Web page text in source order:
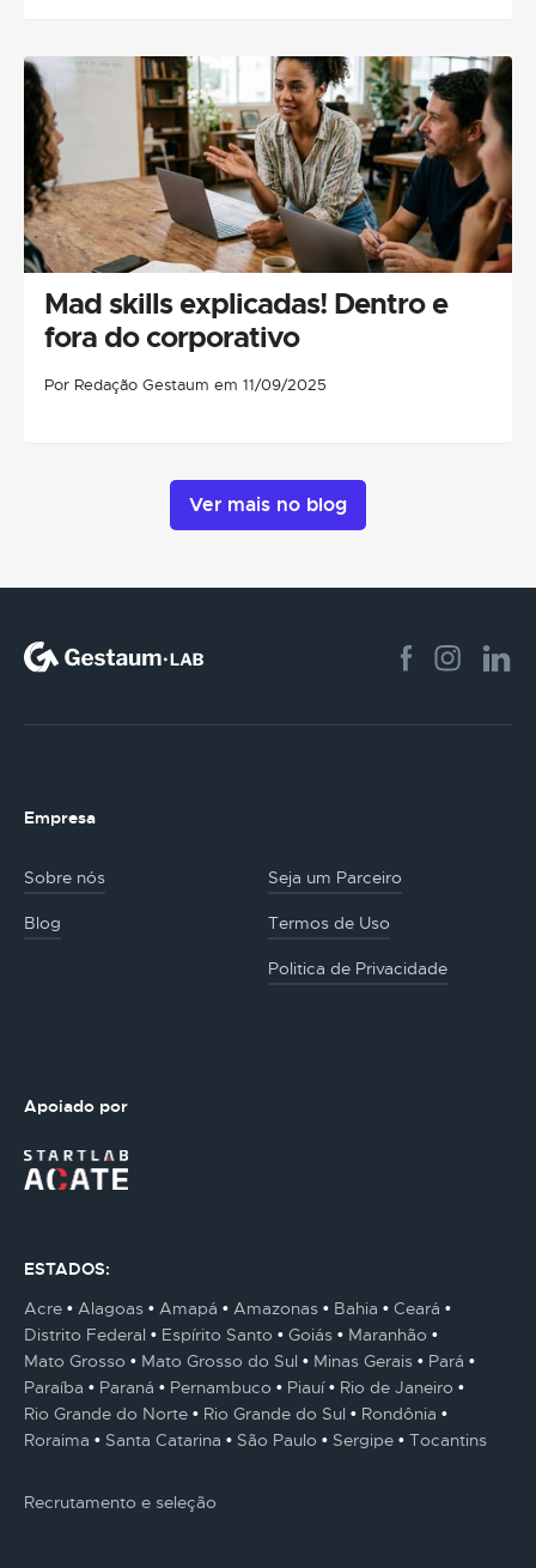
Mad skills explicadas! Dentro e
fora do corporativo
Por Redação Gestaum em 11/09/2025
Ver mais no blog
Empresa
Sobre nós Seja um Parceiro
Blog Termos de Uso
Politica de Privacidade
Apoiado por
ESTADOS:
Acre
Alagoas Amapá Amazonas Bahia
Ceará
Distrito Federal
Espírito Santo Goiás
Maranhão
Mato Grosso
Mato Grosso do Sul Minas Gerais
Pará
Paraíba
Paraná Pernambuco Piauí
Rio de Janeiro
Rio Grande do Norte
Rio Grande do Sul
Rondônia
Roraima
Santa Catarina São Paulo Sergipe Tocantins
Recrutamento e seleção